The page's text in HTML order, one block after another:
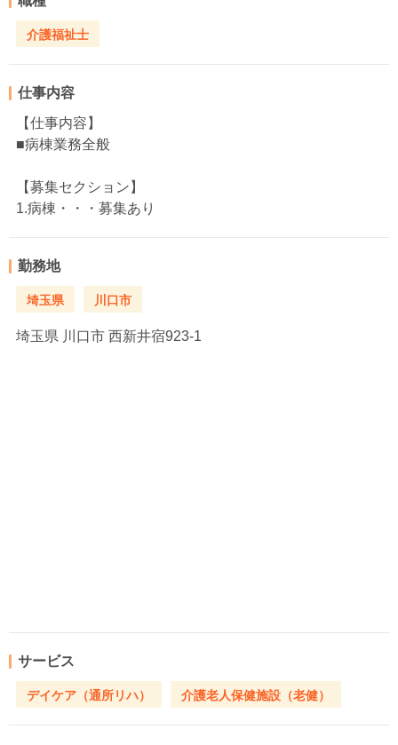
介護福祉士
仕事内容
【仕事内容】
■病棟業務全般
【募集セクション】
1.病棟・・・募集あり
勤務地
埼玉県 川口市
埼玉県 川口市 西新井宿923-1
サービス
デイケア（通所リハ） 介護老人保健施設（老健）